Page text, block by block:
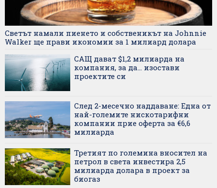
Светът намали пиенето и собственикът на Johnnie
Walker ще прави икономии за 1 милиард долара
САЩ дават $1,2 милиарда на
компания, за да... изостави
проектите си
След 2-месечно наддаване: Една от
най-големите нискотарифни
компании прие оферта за €6,6
милиарда
Третият по големина вносител на
петрол в света инвестира 2,5
милиарда долара в проект за
биогаз